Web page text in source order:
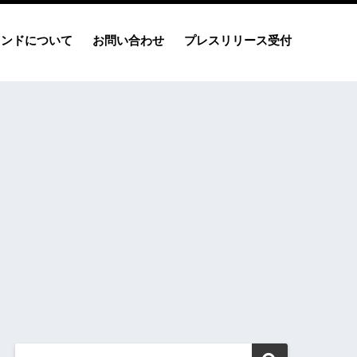
ドについて お問い合わせ プレスリリース受付